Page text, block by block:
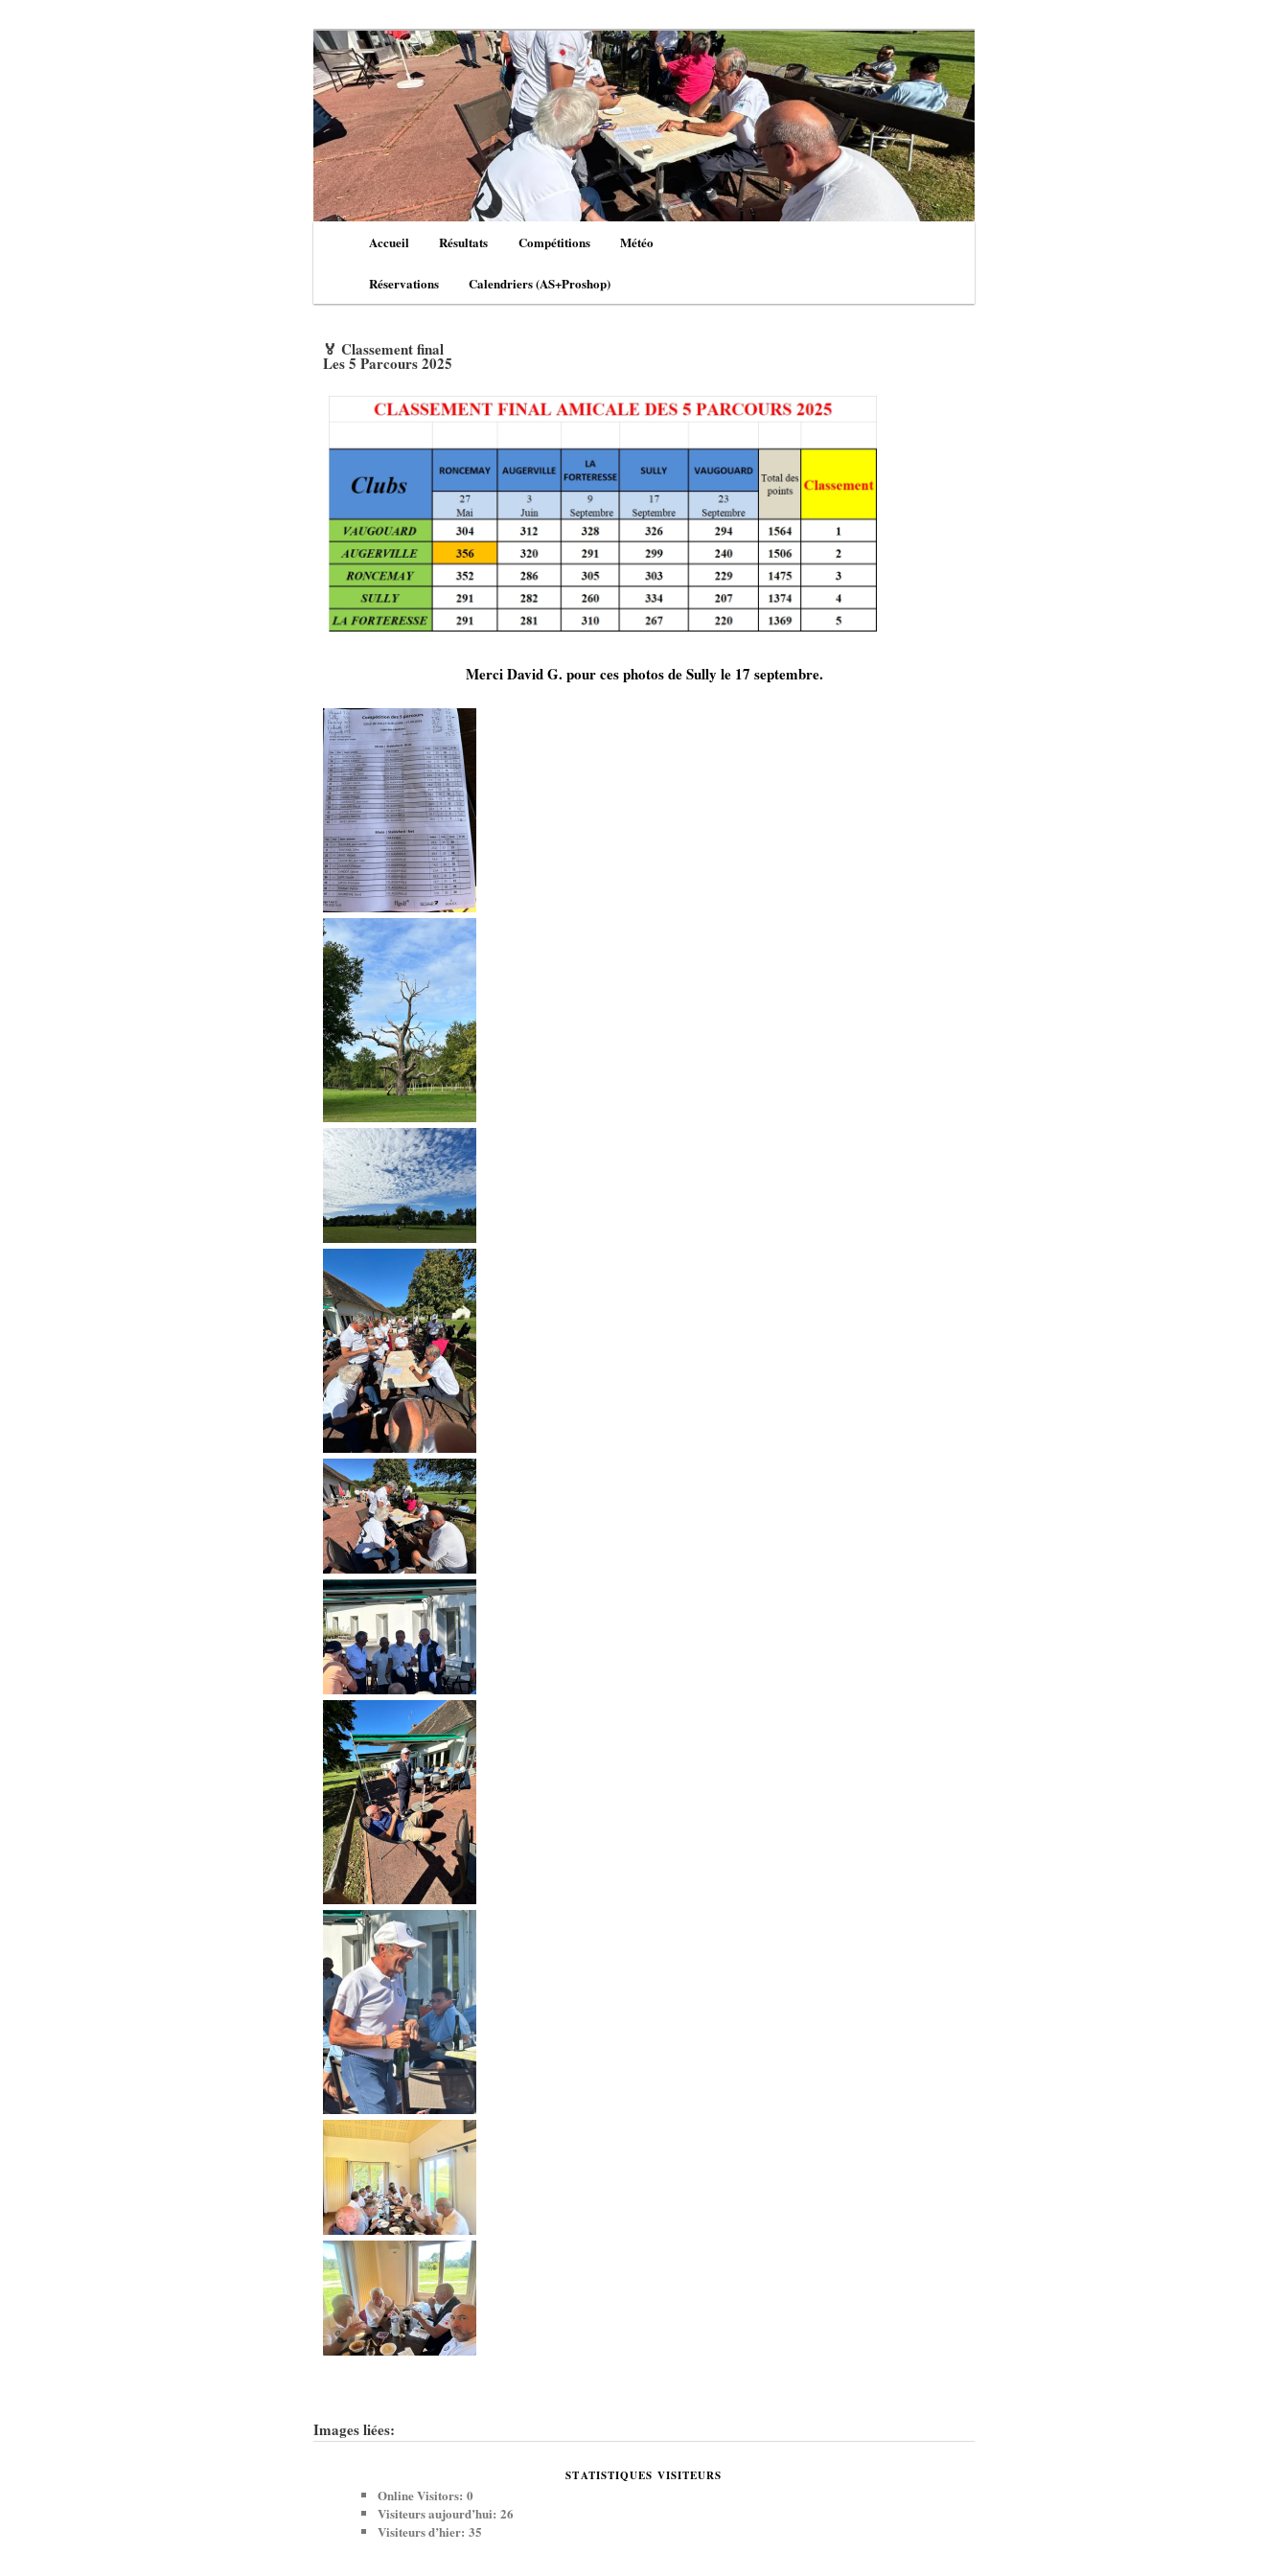
Accueil Résultats Compétitions Météo
Réservations Calendriers (AS+Proshop)
🏅 Classement final
Les 5 Parcours 2025
Merci David G. pour ces photos de Sully le 17 septembre.
Images liées:
STATISTIQUES VISITEURS
Online Visitors:0
Visiteurs aujourd’hui:26
Visiteurs d’hier:35